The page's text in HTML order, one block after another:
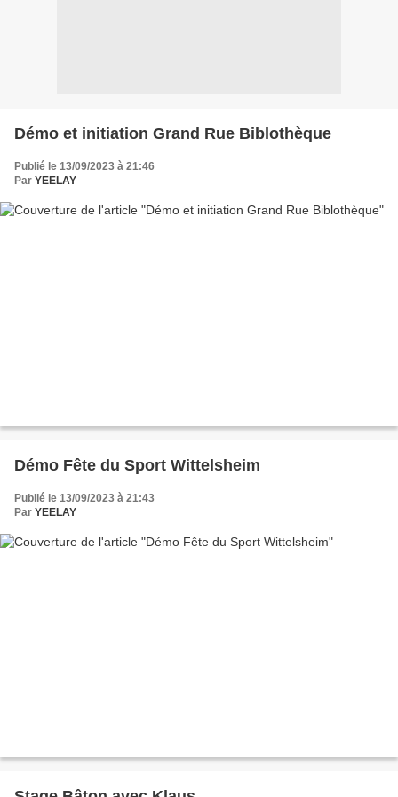
Démo et initiation Grand Rue Biblothèque
Publié le 13/09/2023 à 21:46
Par YEELAY
Démo Fête du Sport Wittelsheim
Publié le 13/09/2023 à 21:43
Par YEELAY